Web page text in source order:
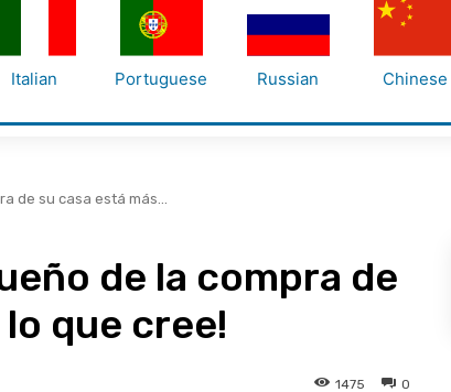
Italian Portuguese Russian Chinese
de su casa está más...
de la compra de
que cree!
0
1475